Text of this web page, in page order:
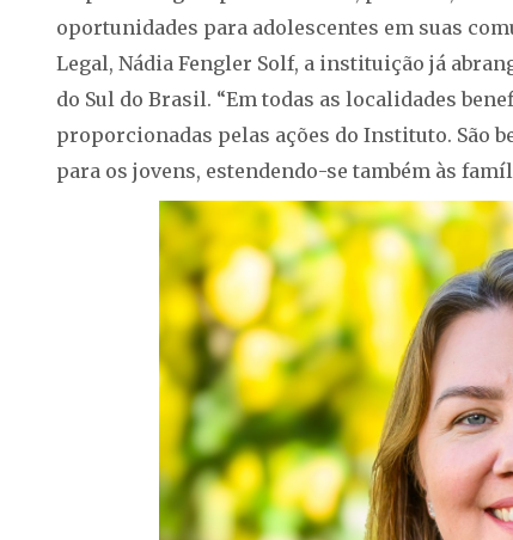
oportunidades para adolescentes em suas
Legal, Nádia Fengler Solf, a instituição já
do Sul do Brasil. “Em todas as localidades
proporcionadas pelas ações do Instituto. São
para os jovens, estendendo-se também às